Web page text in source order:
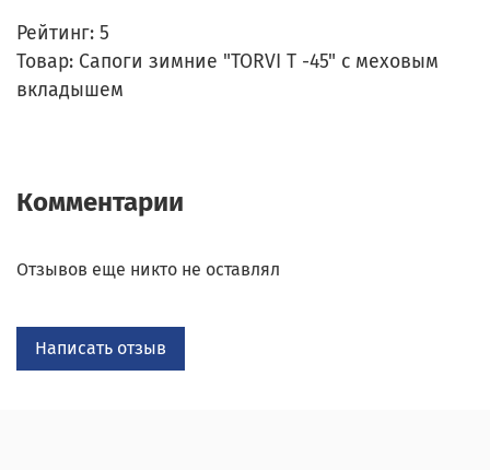
Рейтинг: 5
Товар: Сапоги зимние "TORVI T -45" с меховым
вкладышем
Комментарии
Отзывов еще никто не оставлял
Написать отзыв